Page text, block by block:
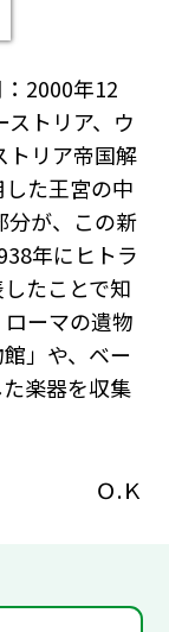
2000年12
トリア、ウ
トリア帝国解
た王宮の中
分が、この新
年にヒトラ
たことで知
ーマの遺物
」や、ベー
楽器を収集
Ｏ.Ｋ